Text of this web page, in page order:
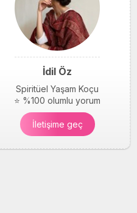
İdil Öz
Spiritüel Yaşam Koçu
⭐ %100 olumlu yorum
İletişime geç